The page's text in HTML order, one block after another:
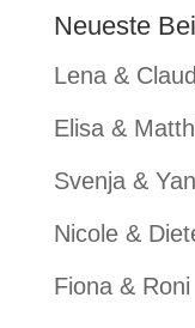
Neueste
Lena &
Elisa &
Svenja &
Nicole &
Fiona & Roni